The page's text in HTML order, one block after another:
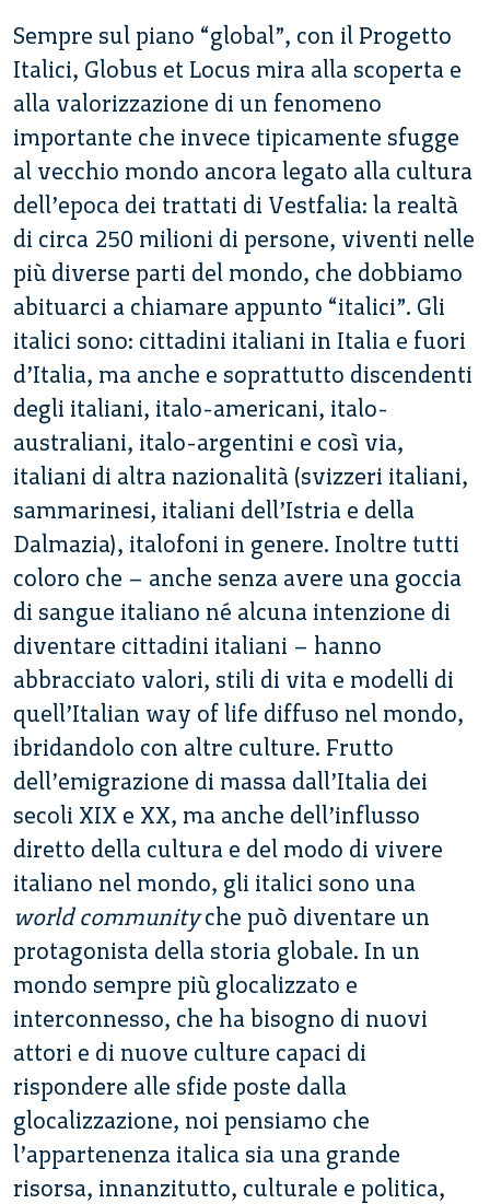
Sempre sul piano “global”, con il Progetto
Italici, Globus et Locus mira alla scoperta e
alla valorizzazione di un fenomeno
importante che invece tipicamente sfugge
al vecchio mondo ancora legato alla cultura
dell’epoca dei trattati di Vestfalia: la realtà
di circa 250 milioni di persone, viventi nelle
più diverse parti del mondo, che dobbiamo
abituarci a chiamare appunto “italici”. Gli
italici sono: cittadini italiani in Italia e fuori
d’Italia, ma anche e soprattutto discendenti
degli italiani, italo-americani, italo-
australiani, italo-argentini e così via,
italiani di altra nazionalità (svizzeri italiani,
sammarinesi, italiani dell’Istria e della
Dalmazia), italofoni in genere. Inoltre tutti
coloro che – anche senza avere una goccia
di sangue italiano né alcuna intenzione di
diventare cittadini italiani – hanno
abbracciato valori, stili di vita e modelli di
quell’Italian way of life diffuso nel mondo,
ibridandolo con altre culture. Frutto
dell’emigrazione di massa dall’Italia dei
secoli XIX e XX, ma anche dell’influsso
diretto della cultura e del modo di vivere
italiano nel mondo, gli italici sono una
world communityche può diventare un
protagonista della storia globale. In un
mondo sempre più glocalizzato e
interconnesso, che ha bisogno di nuovi
attori e di nuove culture capaci di
rispondere alle sfide poste dalla
glocalizzazione, noi pensiamo che
l’appartenenza italica sia una grande
risorsa, innanzitutto, culturale e politica,